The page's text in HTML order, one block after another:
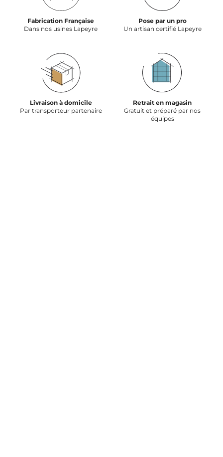
Fabrication Française
Dans nos usines Lapeyre
Pose par un pro
Un artisan certifié Lapeyre
Livraison à domicile
Par transporteur partenaire
Retrait en magasin
Gratuit et préparé par nos
équipes